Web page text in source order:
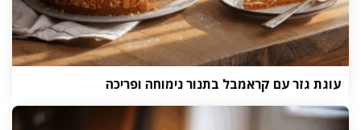
עוגת גזר עם קראמבל בתנור נימוחה ופריכה